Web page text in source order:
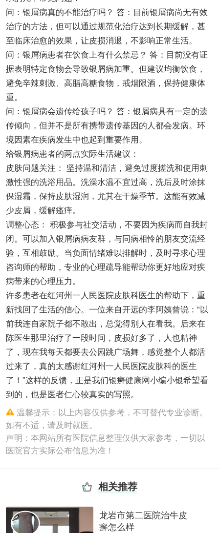
问：银屑病真的不能治疗吗？ 答：目前银屑病尚无有效
治疗的方法，但可以通过规范化治疗达到长期缓解，甚
至临床治愈的效果，让皮损消退，不影响正常生活。
问：银屑病患者在饮食上有什么禁忌？ 答：目前没有证
据表明特定食物会导致银屑病加重。但建议均衡饮食，
避免辛辣刺激、高脂高糖食物，戒烟限酒，保持健康体
重。
问：银屑病会遗传给孩子吗？ 答：银屑病具有一定的遗
传倾向，但并不是所有携带遗传基因的人都会发病。环
境因素在疾病发生中也起到重要作用。
给银屑病患者的两点实际生活建议：
皮肤问题关注： 坚持温和清洁，避免过度搓洗和使用刺
激性强的洗浴用品。洗澡水温不宜过高，洗后及时涂抹
保湿霜，保持皮肤湿润，尤其在干燥季节。这能有效减
少皮屑，缓解瘙痒。
调整心态： 积极参与社交活动，不要因为疾病而自我封
闭。可以加入银屑病病友群，与同病相怜的朋友交流经
验，互相鼓励。当负面情绪难以排解时，及时寻求心理
咨询师的帮助，专业的心理疏导能帮助你更好地应对疾
病带来的心理压力。
许多患者在红河州一人民医院皮肤科医生的帮助下，重
新找回了生活的信心。一位来自开远的李阿姨曾说：“以
前我连自家院子都不敢出，总觉得别人在看我。后来在
陈医生那里治疗了一段时间，皮损好多了，人也精神
了，现在我每天都要去公园跳广场舞，感觉整个人都活
过来了，真的太感谢红河州一人民医院皮肤科的医生
了！”这样的反馈，正是我们银癣健康网小编小银希望看
到的，也是医者仁心较真实的写照。
温馨提示：以上内容仅供参考，不可替代专业诊断。
如有不适，请及时就医。
声明：本网站所有医院信息整理仅供大家参考，一切以
医院官方实际公布信息为准！
相关推荐
龙岩市第二医院治牛皮
癣怎么样